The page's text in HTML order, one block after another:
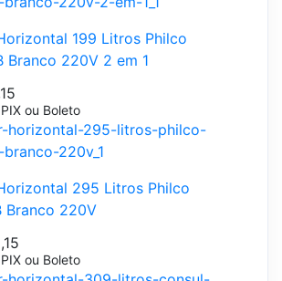
199 Litros Philco
Branco 220V 2 em 1
ou Boleto
295 Litros Philco
Branco 220V
ou Boleto